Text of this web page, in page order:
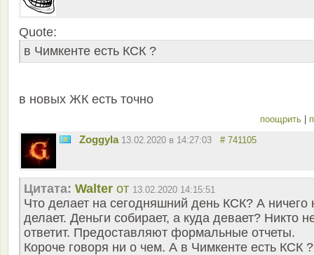
Quote:
в Чимкенте есть КСК ?
в новых ЖК есть точно
поощрить |
Zoggyla 13.02.2020 в 14:27:03 # 741105
Цитата: Walter от 13.02.2020 14:15:51
Что делает на сегодняшний день КСК? А ничего
делает. Деньги собирает, а куда девает? Никто
ответит. Предоставляют формальные отчеты.
Короче говоря ни о чем. А в Чимкенте есть КСК ?